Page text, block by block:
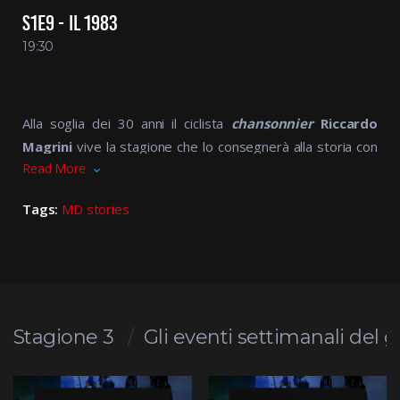
S1E9 - IL 1983
19:30
Alla soglia dei 30 anni il ciclista chansonnier Riccardo
Magrinivive la stagione che lo consegnerà alla storia con
levittoria di tappa
laNantes – Oléron
UnTour che privo della presenza di Bernard
Hinault
Fignon, che ventitreenne andrà ad aggiudicarsi la prima
Read More
Tags: MD stories
Stagione 3 Gli eventi settimanali del